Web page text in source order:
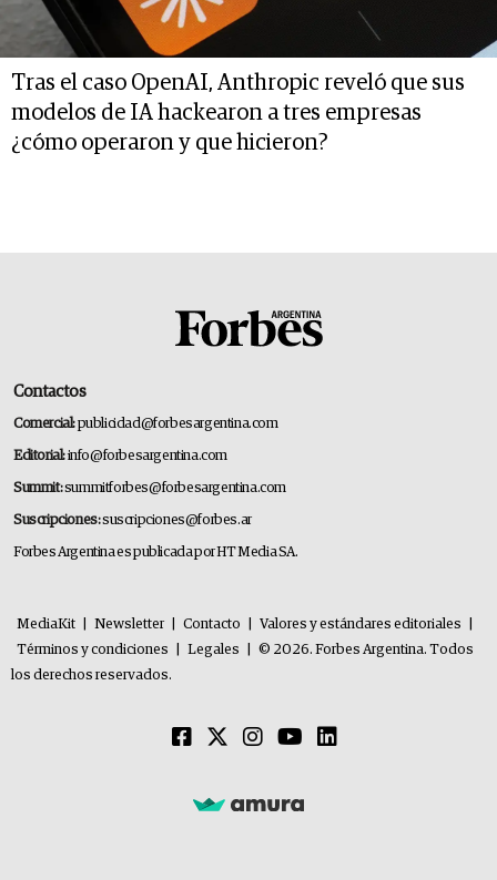
Tras el caso OpenAI, Anthropic reveló que sus
modelos de IA hackearon a tres empresas
¿cómo operaron y que hicieron?
Contactos
Comercial:publicidad@forbesargentina.com
Editorial:info@forbesargentina.com
Summit:summitforbes@forbesargentina.com
Suscripciones:suscripciones@forbes.ar
Forbes Argentina es publicada por HT Media SA.
MediaKit Newsletter Contacto Valores y estándares editoriales
Términos y condiciones
Legales
© 2026. Forbes Argentina. Todos
los derechos reservados.